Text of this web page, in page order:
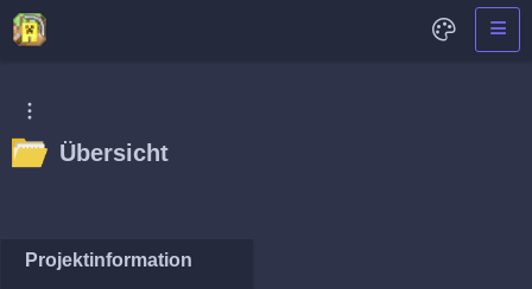
Übersicht
Projektinformation